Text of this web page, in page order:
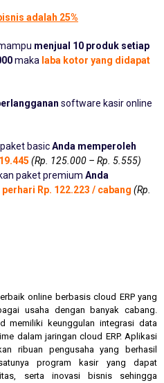
adalah 25%
menjual 10 produk setiap
maka laba kotor yang didapat
software kasir online
basicAnda memperoleh
(Rp. 125.000 – Rp. 5.555)
paket premium Anda
perhari Rp. 122.223 / cabang (Rp.
online berbasis cloud ERP yang
usaha dengan banyak cabang.
memiliki keunggulan integrasi data
dalam jaringan cloud ERP. Aplikasi
ribuan pengusaha yang berhasil
satunya program kasir yang dapat
serta inovasi bisnis sehingga